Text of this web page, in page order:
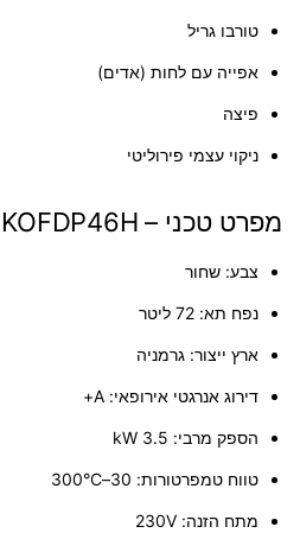
טורבו גריל
אפייה עם לחות (אדים)
פיצה
ניקוי עצמי פירוליטי
מפרט טכני – Electrolux KOFDP46H
צבע: שחור
נפח תא:
ארץ ייצור: גרמניה
דירוג אנרגטי אירופאי:
הספק מרבי:
טווח טמפרטורות:
מתח הזנה: